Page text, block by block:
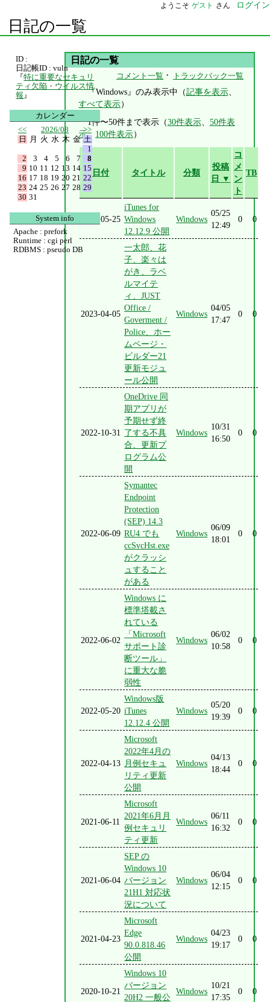
ようこそ ゲスト さん ログイン
日記の一覧
日記の一覧
コメント一覧 ・ トラックバック一覧
『Windows』のみ表示中（記事を表示、
すべて表示）
1件〜50件まで表示（30件表示、 50件表
示、 100件表示）
日付 タイトル 分類
投稿
日 ▼
コ
メ
ン
ト
TB
2023-05-25
iTunes for
Windows
12.12.9 公開
Windows
05/25
12:49
0 0
2023-04-05
一太郎、花
子、楽々は
がき、ラベ
ルマイテ
ィ、JUST
Office /
Goverment /
Police、ホー
ムページ・
ビルダー21
更新モジュ
ール公開
Windows
04/05
17:47
0 0
2022-10-31
OneDrive 同
期アプリが
予期せず終
了する不具
合、更新プ
ログラム公
開
Windows
10/31
16:50
0 0
2022-06-09
Symantec
Endpoint
Protection
(SEP) 14.3
RU4 でも
ccSvcHst.exe
がクラッシ
ュすること
がある
Windows
06/09
18:01
0 0
2022-06-02
Windows に
標準塔載さ
れている
「Microsoft
サポート診
断ツール」
に重大な脆
弱性
Windows
06/02
10:58
0 0
2022-05-20
Windows版
iTunes
12.12.4 公開
Windows
05/20
19:39
0 0
2022-04-13
Microsoft
2022年4月の
月例セキュ
リティ更新
公開
Windows
04/13
18:44
0 0
2021-06-11
Microsoft
2021年6月月
例セキュリ
ティ更新
Windows
06/11
16:32
0 0
2021-06-04
SEP の
Windows 10
バージョン
21H1 対応状
況について
Windows
06/04
12:15
0 0
2021-04-23
Microsoft
Edge
90.0.818.46
公開
Windows
04/23
19:17
0 0
2020-10-21
Windows 10
バージョン
20H2 一般公
Windows
10/21
17:35
0 0
ID :
日記帳ID : vuln
『特に重要なセキュリ
ティ欠陥・ウイルス情
報 』
カレンダー
<<
2026/08
>>
日
月 火 水 木 金 土
1
2
3 4 5 6 7
8
9 10 11 12 13 14 15
16 17 18 19 20 21 22
23 24 25 26 27 28 29
30 31
System info
Apache : prefork
Runtime : cgi perl
RDBMS : pseudo DB